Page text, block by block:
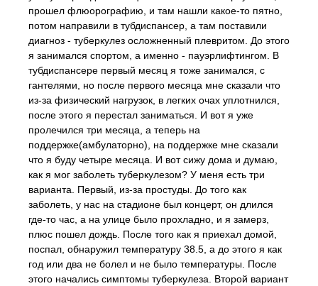
прошел флюорографию, и там нашли какое-то пятно,
потом направили в тубдиспансер, а там поставили
диагноз - туберкулез осложненный плевритом. До этого
я занимался спортом, а именно - пауэрлифтингом. В
тубдиспансере первый месяц я тоже занимался, с
гантелями, но после первого месяца мне сказали что
из-за физический нагрузок, в легких очах уплотнился,
после этого я перестал заниматься. И вот я уже
пролечился три месяца, а теперь на
поддержке(амбулаторно), на поддержке мне сказали
что я буду четыре месяца. И вот сижу дома и думаю,
как я мог заболеть туберкулезом? У меня есть три
варианта. Первый, из-за простуды. До того как
заболеть, у нас на стадионе был концерт, он длился
где-то час, а на улице было прохладно, и я замерз,
плюс пошел дождь. После того как я приехал домой,
поспал, обнаружил температуру 38.5, а до этого я как
год или два не болел и не было температуры. После
этого начались симптомы туберкулеза. Второй вариант